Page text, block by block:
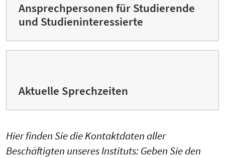
Ansprechpersonen für Studierende
und Studieninteressierte
Aktuelle Sprechzeiten
Hier finden Sie die Kontaktdaten aller
Beschäftigten unseres Instituts: Geben Sie den